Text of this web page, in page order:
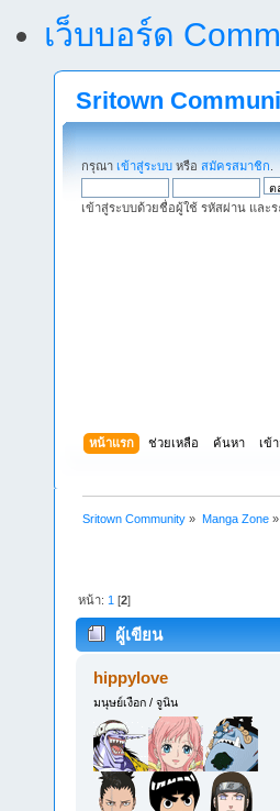
เว็บบอร์ด
Sritown
กรุณา เข้าสู่ระบบ หรือ สมัครสมาชิก
เข้าสู่ระบบด้วยชื่อผู้ใช้ รหัสผ่าน และ
หน้าแรก ช่วยเหลือ ค้นหา เข้
Sritown Community » Manga Zone»
หน้า: 1 [2]
ผู้เขียน
hippylove
มนุษย์เงือก / จูนิน